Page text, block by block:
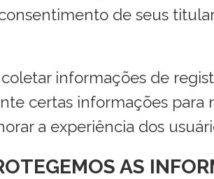
de seus
informações de
certas informações para
a experiência dos
AS